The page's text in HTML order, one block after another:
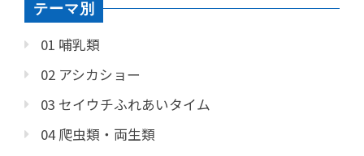
テーマ別
01 哺乳類
02 アシカショー
03 セイウチふれあいタイム
04 爬虫類・両生類